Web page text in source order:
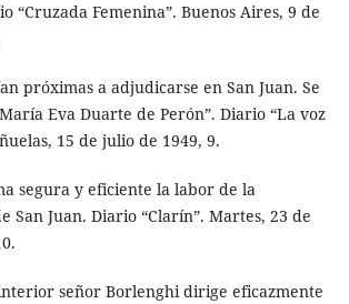
“Cruzada Femenina”. Buenos Aires, 9 de
próximas a adjudicarse en San Juan. Se
Eva Duarte de Perón”. Diario “La voz
15 de julio de 1949, 9.
segura y eficiente la labor de la
San Juan. Diario “Clarín”. Martes, 23 de
señor Borlenghi dirige eficazmente